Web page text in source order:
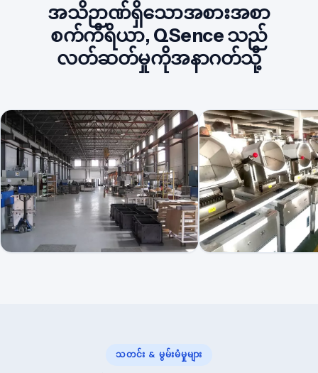
အသိဉာဏ်ရှိသောအစားအစာ
စက်ကိရိယာ, QSence သည်
လတ်ဆတ်မှုကိုအနာဂတ်သို့
သတင်း & မွမ်းမံမှုများ